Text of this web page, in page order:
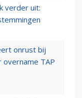
verder uit:
onrust bij
TAP